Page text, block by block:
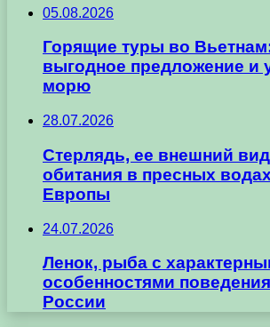
05.08.2026
Горящие туры во
выгодное предложение и
морю
28.07.2026
Стерлядь, ее внешний
обитания в пресных
Европы
24.07.2026
Ленок, рыба с
особенностями
России